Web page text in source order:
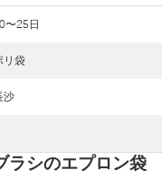
〜25日
リ袋
沙
ラシのエプロン袋